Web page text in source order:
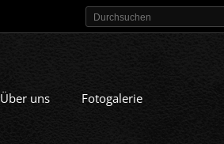
Über uns Fotogalerie